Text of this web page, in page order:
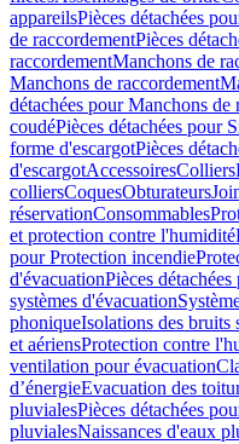
appareilsPièces détachées
de raccordementPièces
raccordementManchons de
Manchons de raccordement
détachées pour Manchons de
coudéPièces détachées pour
forme d'escargotPièces
d'escargotAccessoiresColliers
colliersCoquesObturateurs
réservationConsommables
et protection contre l'humidité
pour Protection incendie
d'évacuationPièces
systèmes d'évacuation
phoniqueIsolations des bruits
et aériensProtection contre
ventilation pour évacuation
d’énergieEvacuation des
pluvialesPièces détachées
pluvialesNaissances d'eaux